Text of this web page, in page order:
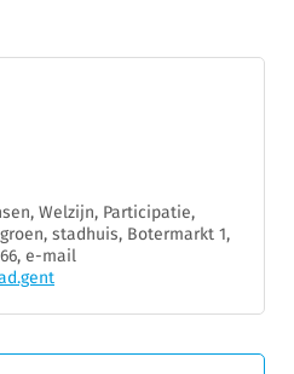
Welzijn, Participatie,
stadhuis, Botermarkt 1,
e-mail